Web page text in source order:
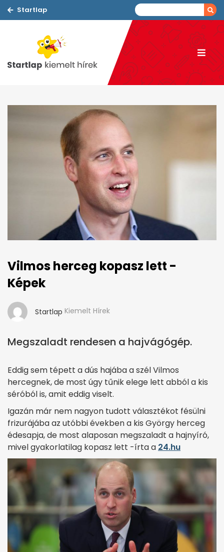
Startlap
Vilmos herceg kopasz lett -
Képek
Startlap Kiemelt Hírek
Megszaladt rendesen a hajvágógép.
Eddig sem tépett a dús hajába a szél Vilmos
hercegnek, de most úgy tűnik elege lett abból a kis
séróból is, amit eddig viselt.
Igazán már nem nagyon tudott választékot fésülni
frizurájába az utóbbi években a kis György herceg
édesapja, de most alaposan megszaladt a hajnyíró,
mivel gyakorlatilag kopasz lett -írta a 24.hu